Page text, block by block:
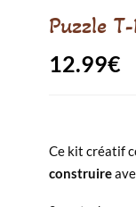
Puzzle
12.99€
Ce kit créatif
construire